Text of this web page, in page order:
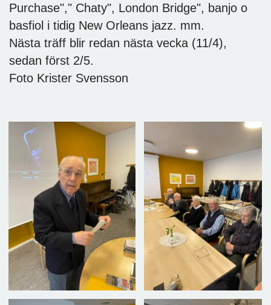
Purchase"," Chaty", London Bridge", banjo o
basfiol i tidig New Orleans jazz. mm.
Nästa träff blir redan nästa vecka (11/4),
sedan först 2/5.
Foto Krister Svensson